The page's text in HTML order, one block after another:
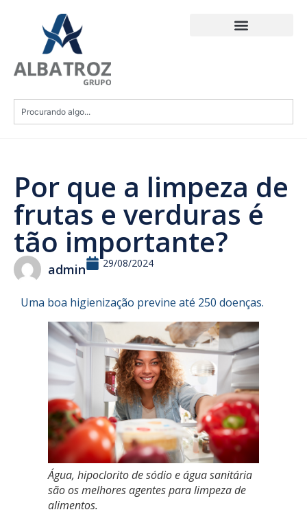
Por que a limpeza de
frutas e verduras é
tão importante?
admin 29/08/2024
Uma boa higienização previne até 250 doenças.
Água, hipoclorito de sódio e água sanitária
são os melhores agentes para limpeza de
alimentos.